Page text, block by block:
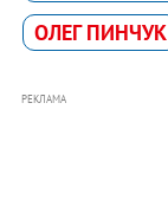
ОЛЕГ ПИНЧУК
РЕКЛАМА